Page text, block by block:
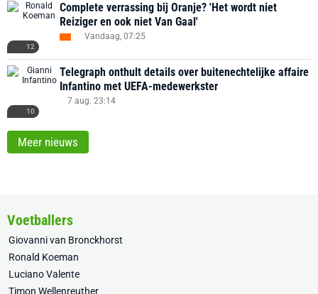
12
Complete verrassing bij Oranje? 'Het wordt niet
Reiziger en ook niet Van Gaal'
Vandaag, 07:25
10
Telegraph onthult details over buitenechtelijke affaire
Infantino met UEFA-medewerkster
7 aug. 23:14
Meer nieuws
Voetballers
Giovanni van Bronckhorst
Ronald Koeman
Luciano Valente
Timon Wellenreuther